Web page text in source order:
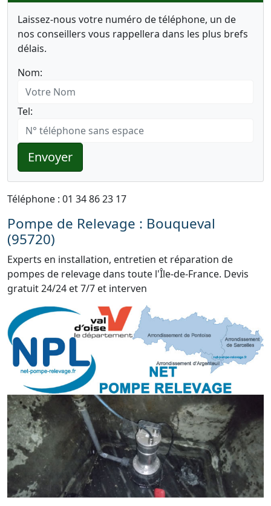
Laissez-nous votre numéro de téléphone, un de
nos conseillers vous rappellera dans les plus brefs
délais.
Nom:
Tel:
Envoyer
Téléphone : 01 34 86 23 17
Pompe de Relevage : Bouqueval
(95720)
Experts en installation, entretien et réparation de
pompes de relevage dans toute l'Île-de-France. Devis
gratuit 24/24 et 7/7 et interven